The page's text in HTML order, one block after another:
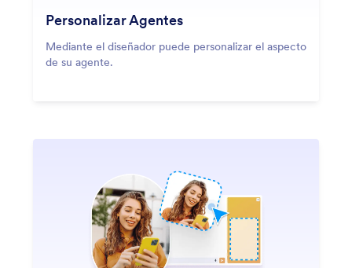
Personalizar Agentes
Mediante el diseñador puede personalizar el aspecto
de su agente.